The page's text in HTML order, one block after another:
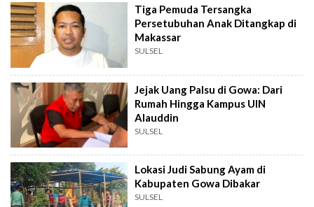
Tiga Pemuda Tersangka
Persetubuhan Anak Ditangkap di
Makassar
SULSEL
Jejak Uang Palsu di Gowa: Dari
Rumah Hingga Kampus UIN
Alauddin
SULSEL
Lokasi Judi Sabung Ayam di
Kabupaten Gowa Dibakar
SULSEL